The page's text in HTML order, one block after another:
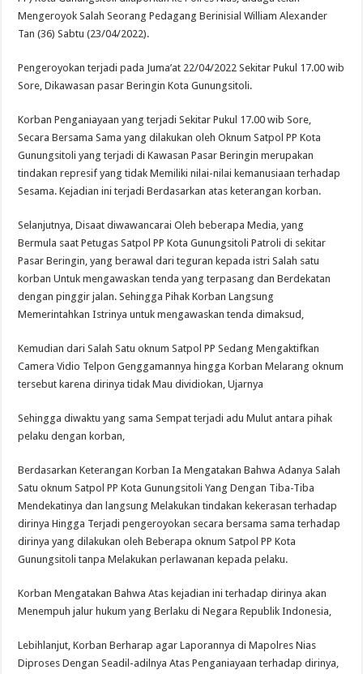
Mengeroyok Salah Seorang Pedagang Berinisial William Alexander
Tan (36) Sabtu (23/04/2022).
Pengeroyokan terjadi pada Juma’at 22/04/2022 Sekitar Pukul 17.00 wib
Sore, Dikawasan pasar Beringin Kota Gunungsitoli.
Korban Penganiayaan yang terjadi Sekitar Pukul 17.00 wib Sore,
Secara Bersama Sama yang dilakukan oleh Oknum Satpol PP Kota
Gunungsitoli yang terjadi di Kawasan Pasar Beringin merupakan
tindakan represif yang tidak Memiliki nilai-nilai kemanusiaan terhadap
Sesama. Kejadian ini terjadi Berdasarkan atas keterangan korban.
Selanjutnya, Disaat diwawancarai Oleh beberapa Media, yang
Bermula saat Petugas Satpol PP Kota Gunungsitoli Patroli di sekitar
Pasar Beringin, yang berawal dari teguran kepada istri Salah satu
korban Untuk mengawaskan tenda yang terpasang dan Berdekatan
dengan pinggir jalan. Sehingga Pihak Korban Langsung
Memerintahkan Istrinya untuk mengawaskan tenda dimaksud,
Kemudian dari Salah Satu oknum Satpol PP Sedang Mengaktifkan
Camera Vidio Telpon Genggamannya hingga Korban Melarang oknum
tersebut karena dirinya tidak Mau dividiokan, Ujarnya
Sehingga diwaktu yang sama Sempat terjadi adu Mulut antara pihak
pelaku dengan korban,
Berdasarkan Keterangan Korban Ia Mengatakan Bahwa Adanya Salah
Satu oknum Satpol PP Kota Gunungsitoli Yang Dengan Tiba-Tiba
Mendekatinya dan langsung Melakukan tindakan kekerasan terhadap
dirinya Hingga Terjadi pengeroyokan secara bersama sama terhadap
dirinya yang dilakukan oleh Beberapa oknum Satpol PP Kota
Gunungsitoli tanpa Melakukan perlawanan kepada pelaku.
Korban Mengatakan Bahwa Atas kejadian ini terhadap dirinya akan
Menempuh jalur hukum yang Berlaku di Negara Republik Indonesia,
Lebihlanjut, Korban Berharap agar Laporannya di Mapolres Nias
Diproses Dengan Seadil-adilnya Atas Penganiayaan terhadap dirinya,